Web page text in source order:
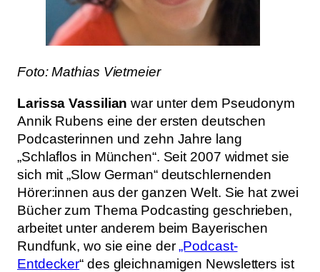
Foto: Mathias Vietmeier
Larissa Vassilian war unter dem Pseudonym
Annik Rubens eine der ersten deutschen
Podcasterinnen und zehn Jahre lang
„Schlaflos in München“. Seit 2007 widmet sie
sich mit „Slow German“ deutschlernenden
Hörer:innen aus der ganzen Welt. Sie hat zwei
Bücher zum Thema Podcasting geschrieben,
arbeitet unter anderem beim Bayerischen
Rundfunk, wo sie eine der„Podcast-
Entdecker“ des gleichnamigen Newsletters ist